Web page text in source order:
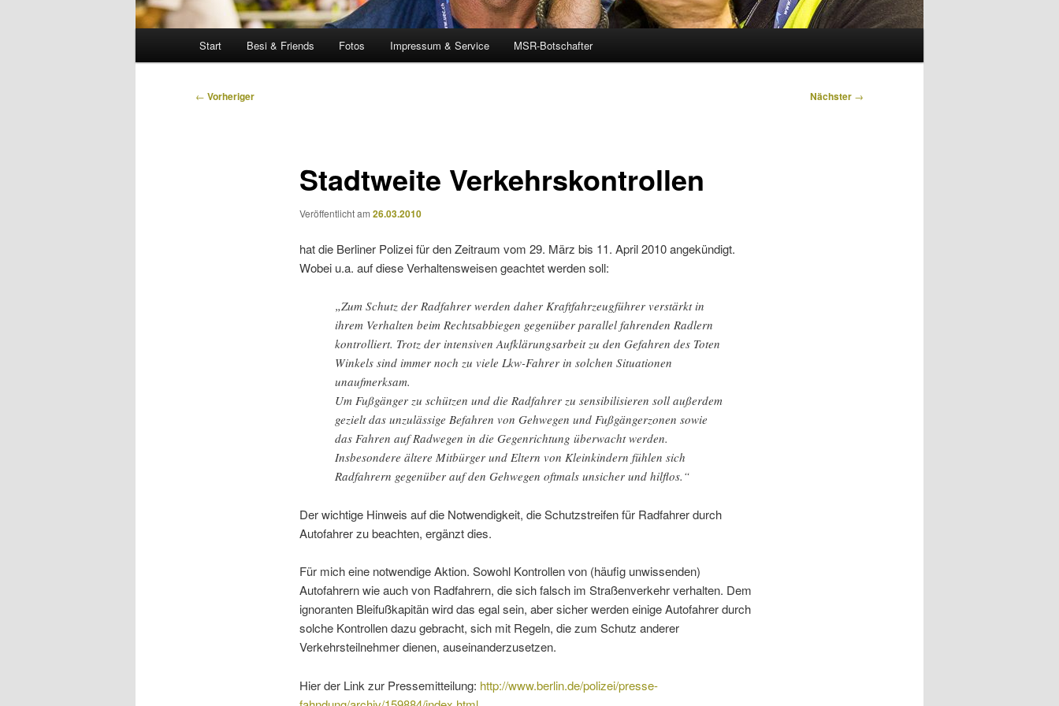
Start Besi & Friends Fotos Impressum & Service MSR-Botschafter
Beitragsnavigation
← Vorheriger Nächster →
Stadtweite Verkehrskontrollen
Veröffentlicht am 26.03.2010
hat die Berliner Polizei für den Zeitraum vom 29. März bis 11. April 2010 angekündigt.
Wobei u.a. auf diese Verhaltensweisen geachtet werden soll:
„Zum Schutz der Radfahrer werden daher Kraftfahrzeugführer verstärkt in
ihrem Verhalten beim Rechtsabbiegen gegenüber parallel fahrenden Radlern
kontrolliert. Trotz der intensiven Aufklärungsarbeit zu den Gefahren des Toten
Winkels sind immer noch zu viele Lkw-Fahrer in solchen Situationen
unaufmerksam.
Um Fußgänger zu schützen und die Radfahrer zu sensibilisieren soll außerdem
gezielt das unzulässige Befahren von Gehwegen und Fußgängerzonen sowie
das Fahren auf Radwegen in die Gegenrichtung überwacht werden.
Insbesondere ältere Mitbürger und Eltern von Kleinkindern fühlen sich
Radfahrern gegenüber auf den Gehwegen oftmals unsicher und hilflos.“
Der wichtige Hinweis auf die Notwendigkeit, die Schutzstreifen für Radfahrer durch
Autofahrer zu beachten, ergänzt dies.
Für mich eine notwendige Aktion. Sowohl Kontrollen von (häufig unwissenden)
Autofahrern wie auch von Radfahrern, die sich falsch im Straßenverkehr verhalten. Dem
ignoranten Bleifußkapitän wird das egal sein, aber sicher werden einige Autofahrer durch
solche Kontrollen dazu gebracht, sich mit Regeln, die zum Schutz anderer
Verkehrsteilnehmer dienen, auseinanderzusetzen.
Hier der Link zur Pressemitteilung: http://www.berlin.de/polizei/presse-